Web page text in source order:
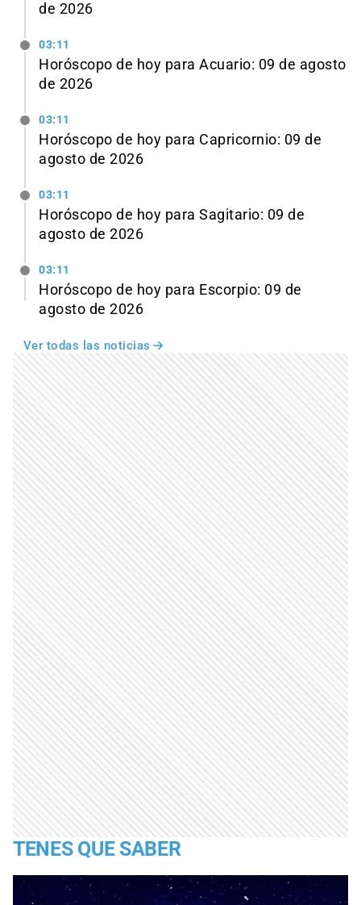
de 2026
03:11
Horóscopo de hoy para Acuario: 09 de agosto
de 2026
03:11
Horóscopo de hoy para Capricornio: 09 de
agosto de 2026
03:11
Horóscopo de hoy para Sagitario: 09 de
agosto de 2026
03:11
Horóscopo de hoy para Escorpio: 09 de
agosto de 2026
Ver todas las noticias
TENES QUE SABER